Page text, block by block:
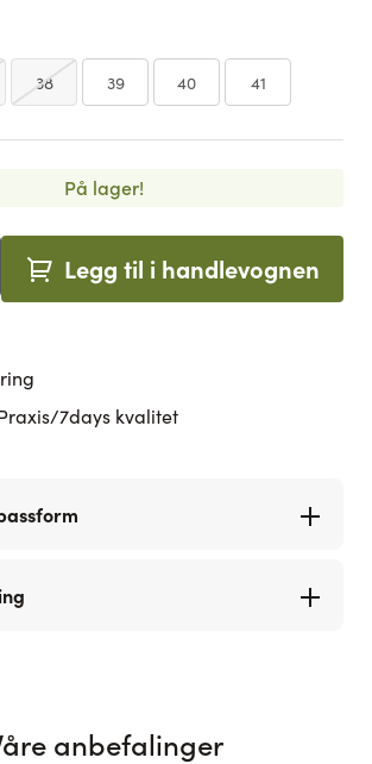
38 39 40 41
På lager!
Legg til i handlevognen
7days kvalitet
anbefalinger